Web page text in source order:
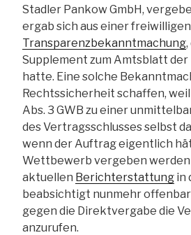
Stadler Pankow GmbH,
ergab sich aus einer freiwilligen
Transparenzbekanntmachung
Supplement zum Amtsblatt
hatte. Eine solche
Rechtssicherheit schaffen, weil
Abs. 3 GWB zu einer
des Vertragsschlusses selbst
wenn der Auftrag eigentlich
Wettbewerb vergeben werden
aktuellen Berichterstattung in
beabsichtigt nunmehr offenbar
gegen die Direktvergabe die
anzurufen.